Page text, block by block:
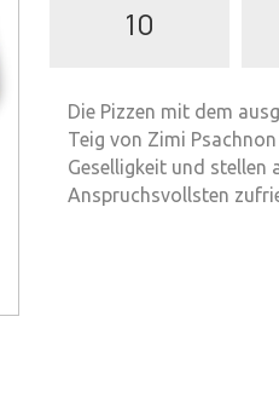
10
Die Pizzen mit dem
Teig von Zimi
Geselligkeit und stellen
Anspruchsvollsten